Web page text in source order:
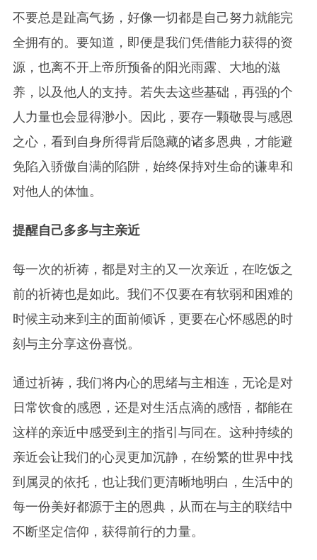
不要总是趾高气扬，好像一切都是自己努力就能完
全拥有的。要知道，即便是我们凭借能力获得的资
源，也离不开上帝所预备的阳光雨露、大地的滋
养，以及他人的支持。若失去这些基础，再强的个
人力量也会显得渺小。因此，要存一颗敬畏与感恩
之心，看到自身所得背后隐藏的诸多恩典，才能避
免陷入骄傲自满的陷阱，始终保持对生命的谦卑和
对他人的体恤。
提醒自己多多与主亲近
每一次的祈祷，都是对主的又一次亲近，在吃饭之
前的祈祷也是如此。我们不仅要在有软弱和困难的
时候主动来到主的面前倾诉，更要在心怀感恩的时
刻与主分享这份喜悦。
通过祈祷，我们将内心的思绪与主相连，无论是对
日常饮食的感恩，还是对生活点滴的感悟，都能在
这样的亲近中感受到主的指引与同在。这种持续的
亲近会让我们的心灵更加沉静，在纷繁的世界中找
到属灵的依托，也让我们更清晰地明白，生活中的
每一份美好都源于主的恩典，从而在与主的联结中
不断坚定信仰，获得前行的力量。